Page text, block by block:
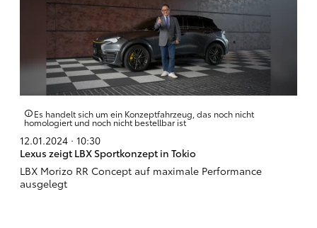
Es handelt sich um ein Konzeptfahrzeug, das noch nicht
homologiert und noch nicht bestellbar ist
12.01.2024 · 10:30
Lexus zeigt LBX Sportkonzept in Tokio
LBX Morizo RR Concept auf maximale Performance
ausgelegt